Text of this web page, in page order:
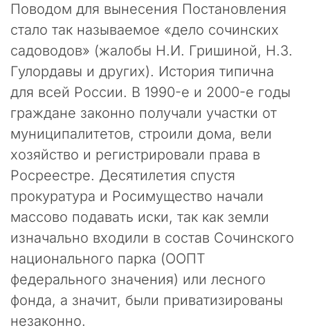
Поводом для вынесения Постановления
стало так называемое «дело сочинских
садоводов» (жалобы Н.И. Гришиной, Н.З.
Гулордавы и других). История типична
для всей России. В 1990-е и 2000-е годы
граждане законно получали участки от
муниципалитетов, строили дома, вели
хозяйство и регистрировали права в
Росреестре. Десятилетия спустя
прокуратура и Росимущество начали
массово подавать иски, так как земли
изначально входили в состав Сочинского
национального парка (ООПТ
федерального значения) или лесного
фонда, а значит, были приватизированы
незаконно.
е
с
я
е
в
о
и
ц
и
а
л
ь
ы
й
с
й
т